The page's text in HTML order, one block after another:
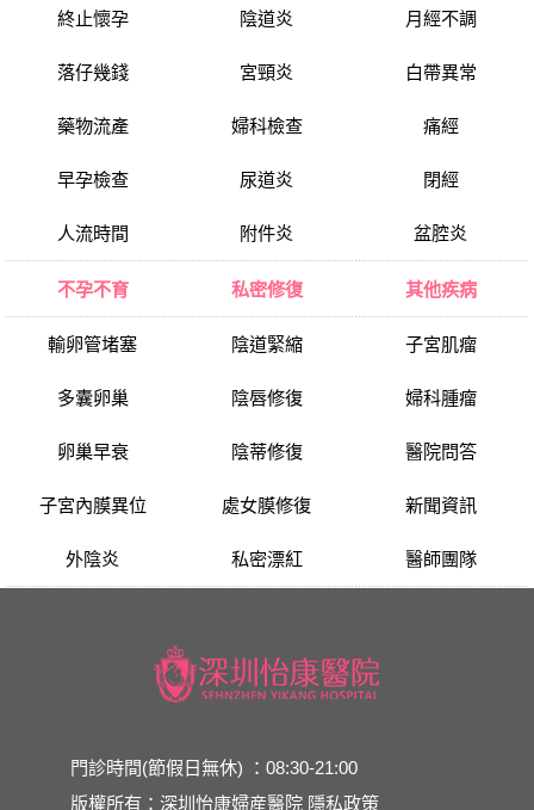
終止懷孕
落仔幾錢
藥物流產
早孕檢查
人流時間
陰道炎
宮頸炎
婦科檢查
尿道炎
附件炎
月經不調
白帶異常
痛經
閉經
盆腔炎
不孕不育
輸卵管堵塞
多囊卵巢
卵巢早衰
子宮內膜異位
外陰炎
私密修復
陰道緊縮
陰唇修復
陰蒂修復
處女膜修復
私密漂紅
其他疾病
子宮肌瘤
婦科腫瘤
醫院問答
新聞資訊
醫師團隊
門診時間(節假日無休) ：08:30-21:00
版權所有：深圳怡康婦産醫院 隱私政策